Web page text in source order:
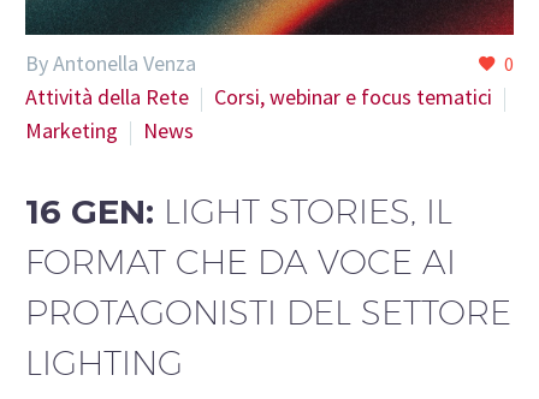
0
By Antonella Venza
Attività della Rete
Corsi, webinar e focus tematici
Marketing
News
16 GEN: LIGHT STORIES, IL
FORMAT CHE DA VOCE AI
PROTAGONISTI DEL SETTORE
LIGHTING